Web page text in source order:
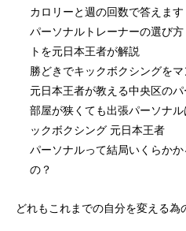
カロリーと週の回数で答えます
パーソナルトレーナーの選び
トを元日本王者が解説
勝どきでキックボクシングを
元日本王者が教える中央区の
部屋が狭くても出張パーソナ
ックボクシング 元日本王者
パーソナルって結局いくらか
の？
どれもこれまでの自分を変える為